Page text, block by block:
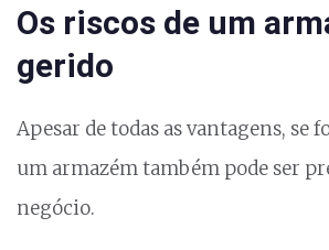
Os riscos de um
gerido
Apesar de todas as vantagens, se
um armazém também pode ser
negócio.